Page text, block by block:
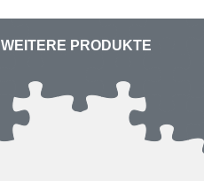
WEITERE PRODUKTE